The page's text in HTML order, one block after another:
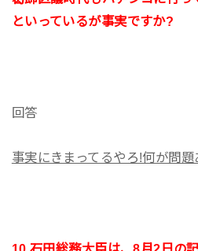
といっているが事実ですか?
回答
事実にきまってるやろ!何が問題